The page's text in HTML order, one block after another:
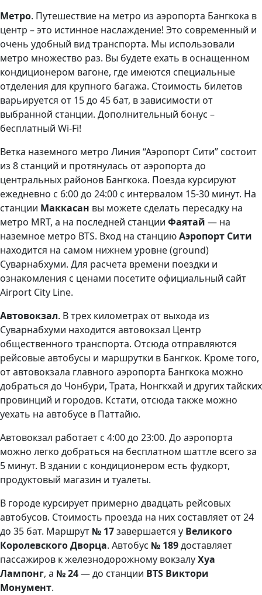
Метро. Путешествие на метро из аэропорта Бангкока в
центр – это истинное наслаждение! Это современный и
очень удобный вид транспорта. Мы использовали
метро множество раз. Вы будете ехать в оснащенном
кондиционером вагоне, где имеются специальные
отделения для крупного багажа. Стоимость билетов
варьируется от 15 до 45 бат, в зависимости от
выбранной станции. Дополнительный бонус –
бесплатный Wi-Fi!
Ветка наземного метро Линия “Аэропорт Сити” состоит
из 8 станций и протянулась от аэропорта до
центральных районов Бангкока. Поезда курсируют
ежедневно с 6:00 до 24:00 с интервалом 15-30 минут. На
станции Маккасан вы можете сделать пересадку на
метро MRT, а на последней станции Фаятай — на
наземное метро BTS. Вход на станциюАэропорт Сити
находится на самом нижнем уровне (ground)
Суварнабхуми. Для расчета времени поездки и
ознакомления с ценами посетите официальный сайт
Airport City Line.
Автовокзал. В трех километрах от выхода из
Суварнабхуми находится автовокзал Центр
общественного транспорта. Отсюда отправляются
рейсовые автобусы и маршрутки в Бангкок. Кроме того,
от автовокзала главного аэропорта Бангкока можно
добраться до Чонбури, Трата, Нонгкхай и других тайских
провинций и городов. Кстати, отсюда также можно
уехать на автобусе в Паттайю.
Автовокзал работает с 4:00 до 23:00. До аэропорта
можно легко добраться на бесплатном шаттле всего за
5 минут. В здании с кондиционером есть фудкорт,
продуктовый магазин и туалеты.
В городе курсирует примерно двадцать рейсовых
автобусов. Стоимость проезда на них составляет от 24
до 35 бат. Маршрут № 17завершается у Великого
Королевского Дворца. Автобус № 189доставляет
пассажиров к железнодорожному вокзалуХуа
Лампонг, а № 24— до станции BTS Виктори
Монумент.